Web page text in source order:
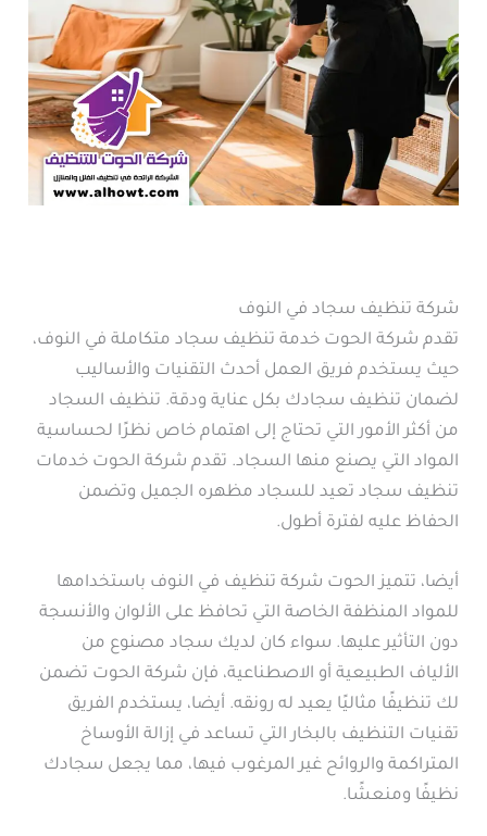
شركة تنظيف سجاد في النوف
تقدم شركة الحوت خدمة تنظيف سجاد متكاملة في النوف،
حيث يستخدم فريق العمل أحدث التقنيات والأساليب
لضمان تنظيف سجادك بكل عناية ودقة. تنظيف السجاد
من أكثر الأمور التي تحتاج إلى اهتمام خاص نظرًا لحساسية
المواد التي يصنع منها السجاد. تقدم شركة الحوت خدمات
تنظيف سجاد تعيد للسجاد مظهره الجميل وتضمن
الحفاظ عليه لفترة أطول.
أيضا، تتميز الحوت شركة تنظيف في النوف باستخدامها
للمواد المنظفة الخاصة التي تحافظ على الألوان والأنسجة
دون التأثير عليها. سواء كان لديك سجاد مصنوع من
الألياف الطبيعية أو الاصطناعية، فإن شركة الحوت تضمن
لك تنظيفًا مثاليًا يعيد له رونقه. أيضا، يستخدم الفريق
تقنيات التنظيف بالبخار التي تساعد في إزالة الأوساخ
المتراكمة والروائح غير المرغوب فيها، مما يجعل سجادك
نظيفًا ومنعشًا.